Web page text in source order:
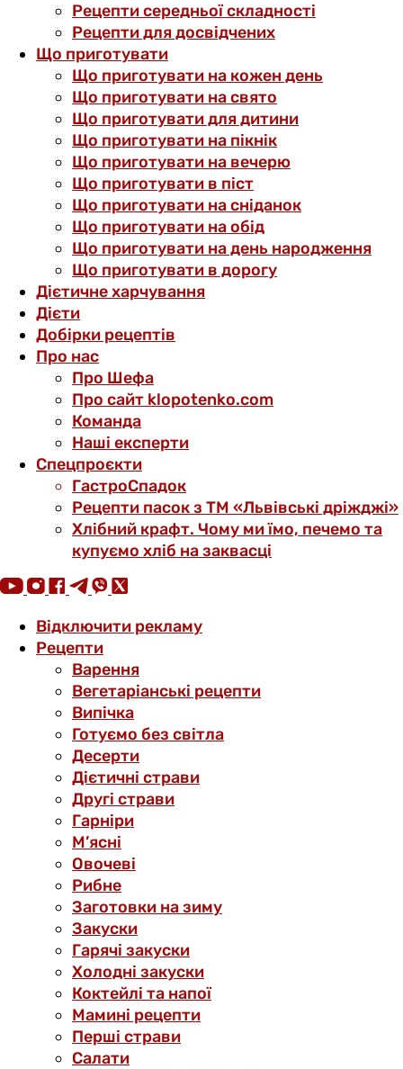
Рецепти середньої складності
Рецепти для досвідчених
Що приготувати
Що приготувати на кожен день
Що приготувати на свято
Що приготувати для дитини
Що приготувати на пікнік
Що приготувати на вечерю
Що приготувати в піст
Що приготувати на сніданок
Що приготувати на обід
Що приготувати на день народження
Що приготувати в дорогу
Дієтичне харчування
Дієти
Добірки рецептів
Про нас
Про Шефа
Про сайт klopotenko.com
Команда
Наші експерти
Спецпроєкти
ГастроСпадок
Рецепти пасок з ТМ «Львівські дріжджі»
Хлібний крафт. Чому ми їмо, печемо та
купуємо хліб на заквасці
Відключити рекламу
Рецепти
Варення
Вегетаріанські рецепти
Випічка
Готуємо без світла
Десерти
Дієтичні страви
Другі страви
Гарніри
М’ясні
Овочеві
Рибне
Заготовки на зиму
Закуски
Гарячі закуски
Холодні закуски
Коктейлі та напої
Мамині рецепти
Перші страви
Салати